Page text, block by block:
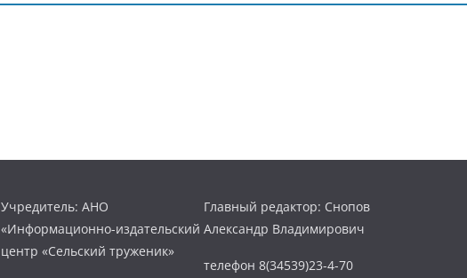
Учредитель: АНО
«Информационно-издательский
центр «Сельский труженик»
Главный редактор: Снопов
Александр Владимирович
телефон 8(34539)23-4-70